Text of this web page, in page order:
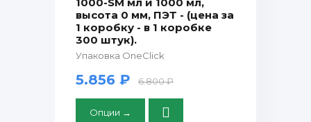
высота 0 мм, ПЭТ - (цена за
1 коробку - в 1 коробке
300 штук).
Упаковка OneClick
5.856 ₽ 6.800 ₽
Опции →